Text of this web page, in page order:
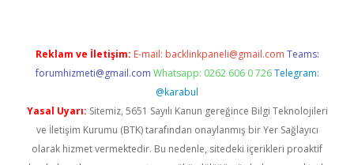
Reklam ve İletişim: E-mail: backlinkpaneli@gmail.com Teams:
forumhizmeti@gmail.com Whatsapp: 0262 606 0 726 Telegram:
@karabul
Yasal Uyarı: Sitemiz, 5651 Sayılı Kanun gereğince Bilgi Teknolojileri
ve İletişim Kurumu (BTK) tarafından onaylanmış bir Yer Sağlayıcı
olarak hizmet vermektedir. Bu nedenle, sitedeki içerikleri proaktif